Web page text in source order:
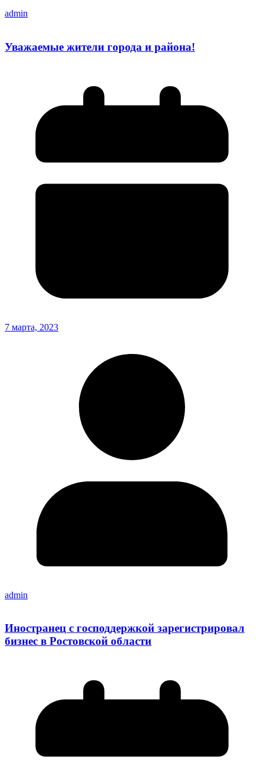
admin
Уважаемые жители города и района!
7 марта, 2023
admin
Иностранец с господдержкой зарегистрировал
бизнес в Ростовской области